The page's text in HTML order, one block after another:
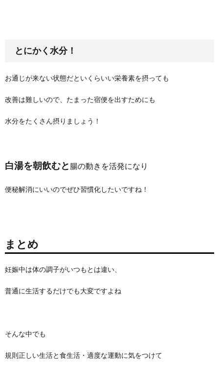
とにかく水分！
お通じが来ない状態だといくらいい栄養素を摂っても
改善は難しいので、たまった宿便を出すためにも
水分をたくさん摂りましょう！
白湯を朝飲むと 腸の動きを活発になり
便秘解消にいいのでぜひ習慣化したいですね！
まとめ
妊娠中は体の調子がいつもとは違い、
普通に生活するだけでも大変ですよね
そんな中でも
規則正しい生活と食生活・適度な運動に気をつけて